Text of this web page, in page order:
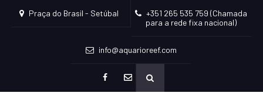
Praça do Brasil - Setúbal
+351 265 535 759 (Chamada
para a rede fixa nacional)
info@aquarioreef.com
mailto